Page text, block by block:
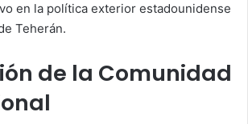
en la política exterior estadounidense
Teherán.
de la Comunidad